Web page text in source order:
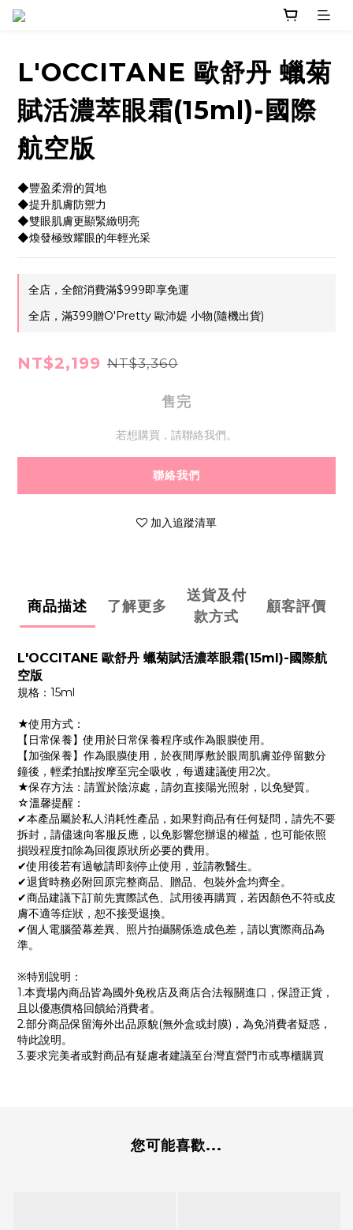
L'OCCITANE 歐舒丹 蠟菊
賦活濃萃眼霜(15ml)-國際
航空版
◆豐盈柔滑的質地
◆提升肌膚防禦力
◆雙眼肌膚更顯緊緻明亮
◆煥發極致耀眼的年輕光采
全店，全館消費滿$999即享免運
全店，滿399贈O'Pretty 歐沛媞 小物(隨機出貨)
NT$2,199 NT$3,360
售完
若想購買，請聯絡我們。
聯絡我們
加入追蹤清單
商品描述 了解更多
送貨及付
款方式
顧客評價
L'OCCITANE 歐舒丹 蠟菊賦活濃萃眼霜(15ml)-國際航
空版
規格：15ml
★使用方式：
【日常保養】使用於日常保養程序或作為眼膜使用。
【加強保養】作為眼膜使用，於夜間厚敷於眼周肌膚並停留數分
鐘後，輕柔拍點按摩至完全吸收，每週建議使用2次。
★保存方法：請置於陰涼處，請勿直接陽光照射，以免變質。
☆溫馨提醒：
✔本產品屬於私人消耗性產品，如果對商品有任何疑問，請先不要
拆封，請儘速向客服反應，以免影響您辦退的權益，也可能依照
損毀程度扣除為回復原狀所必要的費用。
✔使用後若有過敏請即刻停止使用，並請教醫生。
✔退貨時務必附回原完整商品、贈品、包裝外盒均齊全。
✔商品建議下訂前先實際試色、試用後再購買，若因顏色不符或皮
膚不適等症狀，恕不接受退換。
✔個人電腦螢幕差異、照片拍攝關係造成色差，請以實際商品為
準。
※特別說明：
1.本賣場內商品皆為國外免稅店及商店合法報關進口，保證正貨，
且以優惠價格回饋給消費者。
2.部分商品保留海外出品原貌(無外盒或封膜)，為免消費者疑惑，
特此說明。
3.要求完美者或對商品有疑慮者建議至台灣直營門市或專櫃購買
您可能喜歡...